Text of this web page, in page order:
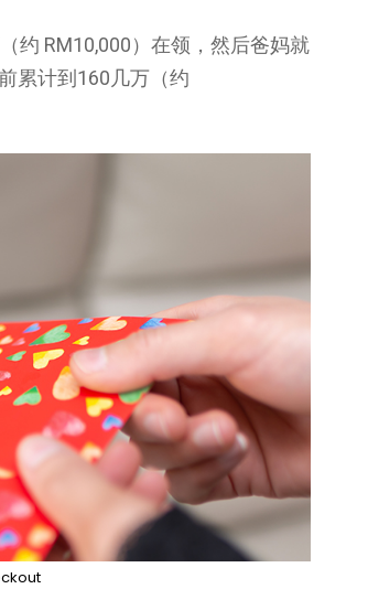
约 RM10,000）在领，然后爸妈就
累计到160几万（约